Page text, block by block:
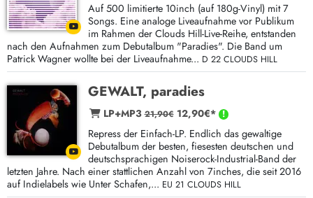
Auf 500 limitierte 10inch (auf 180g-Vinyl) mit 7
Songs. Eine analoge Liveaufnahme vor Publikum
im Rahmen der Clouds Hill-Live-Reihe, entstanden
nach den Aufnahmen zum Debutalbum "Paradies". Die Band um
Patrick Wagner wollte bei der Liveaufnahme... D 22 CLOUDS HILL
GEWALT, paradies
LP+MP321,90€12,90€*
Repress der Einfach-LP. Endlich das gewaltige
Debutalbum der besten, fiesesten deutschen und
deutschsprachigen Noiserock-Industrial-Band der
letzten Jahre. Nach einer stattlichen Anzahl von 7inches, die seit 2016
auf Indielabels wie Unter Schafen,... EU 21 CLOUDS HILL